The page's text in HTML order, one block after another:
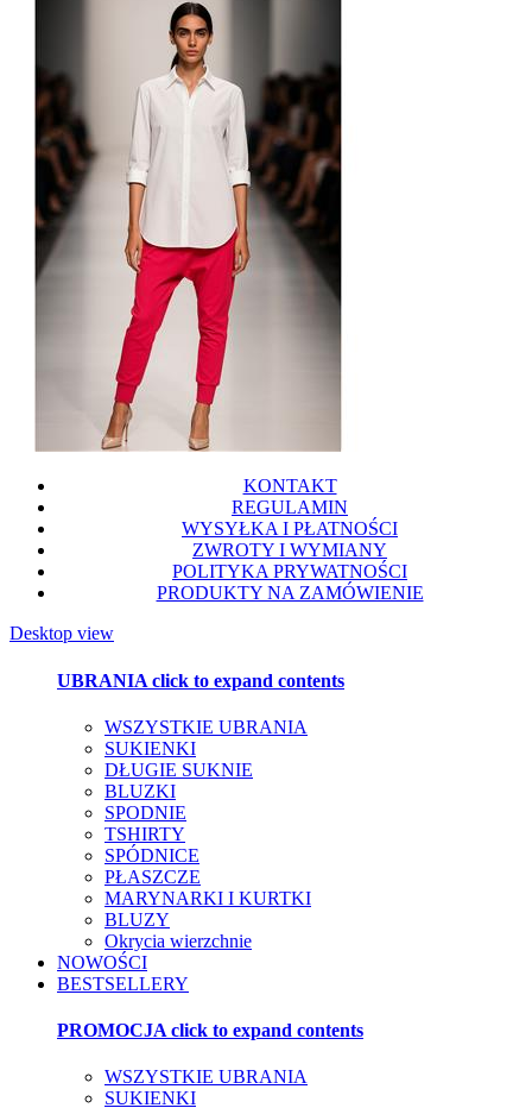
KONTAKT
REGULAMIN
WYSYŁKA I PŁATNOŚCI
ZWROTY I WYMIANY
POLITYKA PRYWATNOŚCI
PRODUKTY NA ZAMÓWIENIE
Desktop view
UBRANIA click to expand contents
WSZYSTKIE UBRANIA
SUKIENKI
DŁUGIE SUKNIE
BLUZKI
SPODNIE
TSHIRTY
SPÓDNICE
PŁASZCZE
MARYNARKI I KURTKI
BLUZY
Okrycia wierzchnie
NOWOŚCI
BESTSELLERY
PROMOCJA click to expand contents
WSZYSTKIE UBRANIA
SUKIENKI